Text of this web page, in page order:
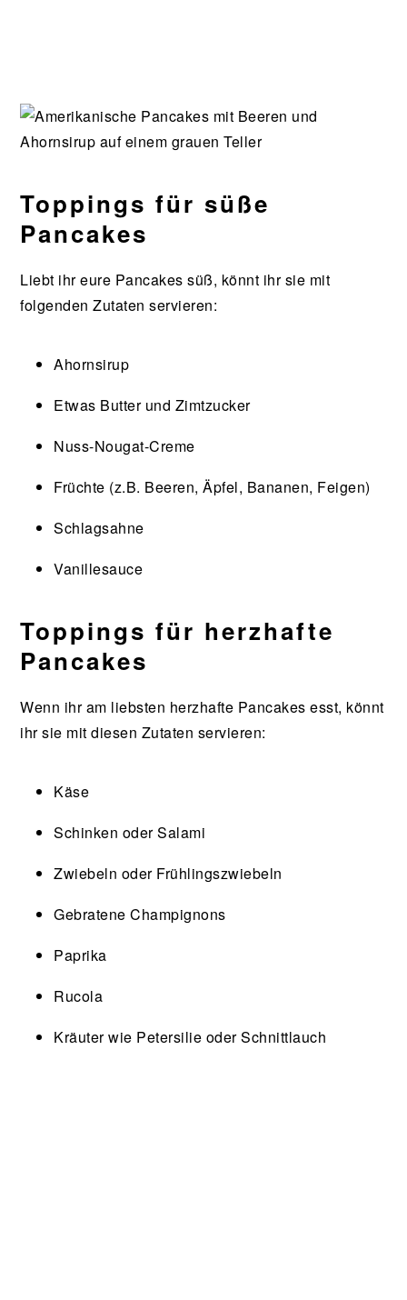
Toppings für süße
Pancakes
Liebt ihr eure Pancakes süß, könnt ihr sie mit
folgenden Zutaten servieren:
Ahornsirup
Etwas Butter und Zimtzucker
Nuss-Nougat-Creme
Früchte (z.B. Beeren, Äpfel, Bananen, Feigen)
Schlagsahne
Vanillesauce
Toppings für herzhafte
Pancakes
Wenn ihr am liebsten herzhafte Pancakes esst, könnt
ihr sie mit diesen Zutaten servieren:
Käse
Schinken oder Salami
Zwiebeln oder Frühlingszwiebeln
Gebratene Champignons
Paprika
Rucola
Kräuter wie Petersilie oder Schnittlauch